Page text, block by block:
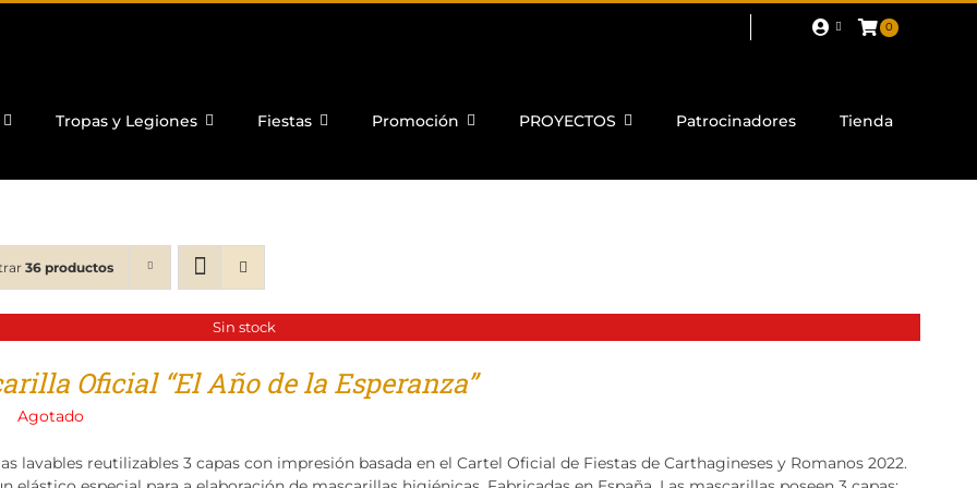
0
Tropas y Legiones Fiestas Promoción PROYECTOS Patrocinadores Tienda
36 productos
Sin stock
Oficial “El Año de la Esperanza”
Agotado
lavables reutilizables 3 capas con impresión basada en el Cartel Oficial de Fiestas de Carthagineses y Romanos 2022.